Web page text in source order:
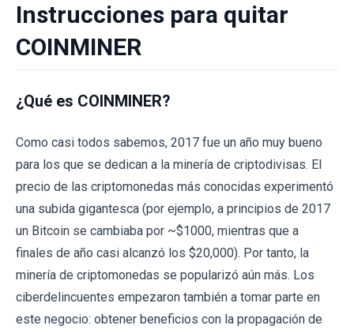
Instrucciones para quitar
COINMINER
¿Qué es COINMINER?
Como casi todos sabemos, 2017 fue un año muy bueno
para los que se dedican a la minería de criptodivisas. El
precio de las criptomonedas más conocidas experimentó
una subida gigantesca (por ejemplo, a principios de 2017
un Bitcoin se cambiaba por ~$1000, mientras que a
finales de año casi alcanzó los $20,000). Por tanto, la
minería de criptomonedas se popularizó aún más. Los
ciberdelincuentes empezaron también a tomar parte en
este negocio: obtener beneficios con la propagación de